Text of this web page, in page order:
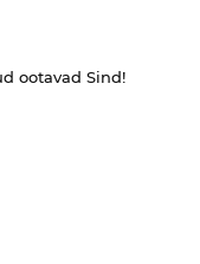
ootavad Sind!